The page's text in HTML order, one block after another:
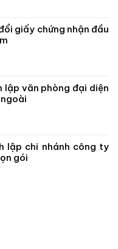
giấy chứng nhận đầu
lập văn phòng đại diện
lập chi nhánh công ty
gói